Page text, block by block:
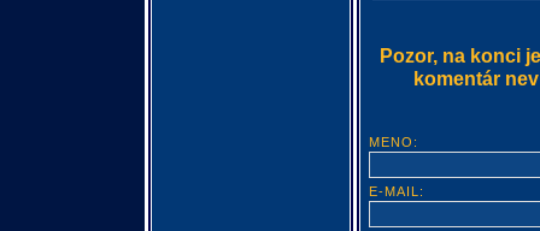
Pozor, na konci
komentár
MENO:
E-MAIL: